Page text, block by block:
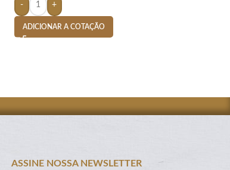
- +
ADICIONAR A COTAÇÃO
ASSINE NOSSA NEWSLETTER